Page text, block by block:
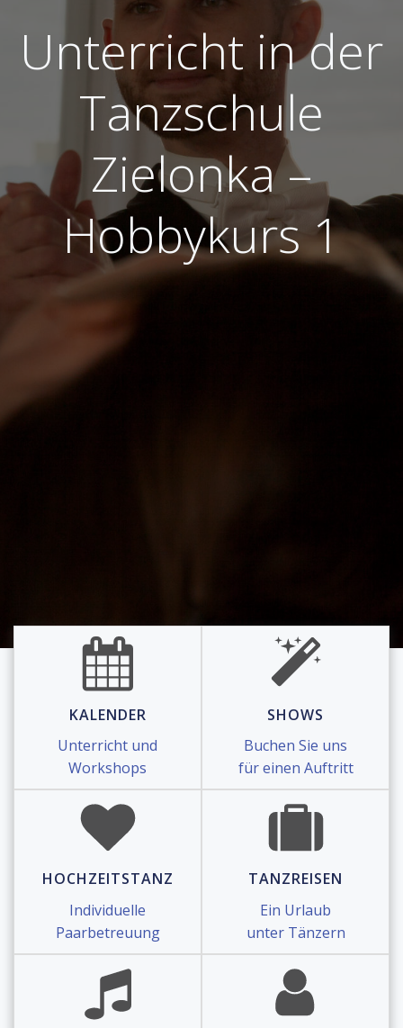
Unterricht in der
Tanzschule
Zielonka –
Hobbykurs 1
KALENDER
Unterricht und
Workshops
SHOWS
Buchen Sie uns
für einen Auftritt
HOCHZEITSTANZ
Individuelle
Paarbetreuung
TANZREISEN
Ein Urlaub
unter Tänzern